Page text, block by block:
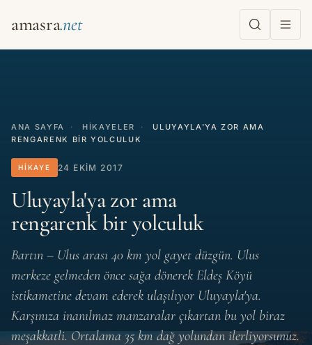
amasra
ANA SAYFA · HIKAYELER ·
ULUYAYLA'YA ZOR AMA
RENGARENK BIR YOLCULUK
HIKAYE 24 EKIM 2017
Uluyayla'ya zor ama
rengarenk bir yolculuk
Bartın – Ulus arası 40 km yol gayet düzgün. Ulus
merkeze gelmeden önce sağa dönerek Eldeş Köyü
istikametine devam ederek ulaşılıyor Uluyayla'ya.
Karşınıza inanılmaz manzaralar çıkartan bu yol biraz
meşakkatli. Ortalama 35 km dağ yolundan ilerliyorsunuz.